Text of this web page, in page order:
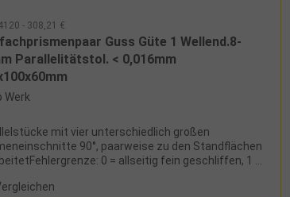
- 308,21 €
Guss Güte 1 Wellend.8-
Parallelitätstol. < 0,016mm
Werk
mit vier unterschiedlich großen
90°, paarweise zu den Standflächen
0 = allseitig fein geschliffen, 1 =